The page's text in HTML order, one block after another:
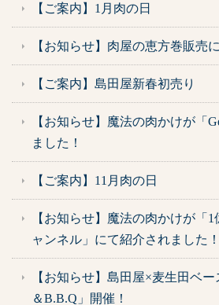
【ご案内】1月肉の日
【お知らせ】肉屋の恵方巻販売
【ご案内】島田屋新春初売り
【お知らせ】魔法の肉かけが「
ました！
【ご案内】11月肉の日
【お知らせ】魔法の肉かけが「
ャンネル」にて紹介されました！
【お知らせ】島田屋×麦生田ベ
＆B.B.Q」開催！